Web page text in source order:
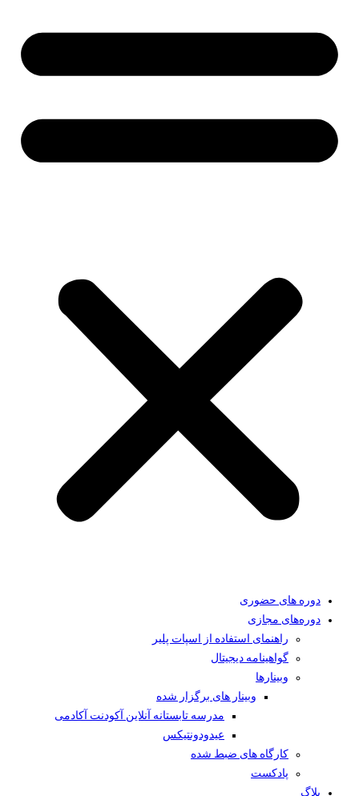
دوره های حضوری
دوره‌های مجازی
راهنمای استفاده از اسپات پلیر
گواهینامه دیجیتال
وبینار‌ها
وبینار های برگزار شده
مدرسه تابستانه آنلاین آکودنت آکادمی
عیدودونتیکس
کارگاه های ضبط شده
پادکست
بلاگ